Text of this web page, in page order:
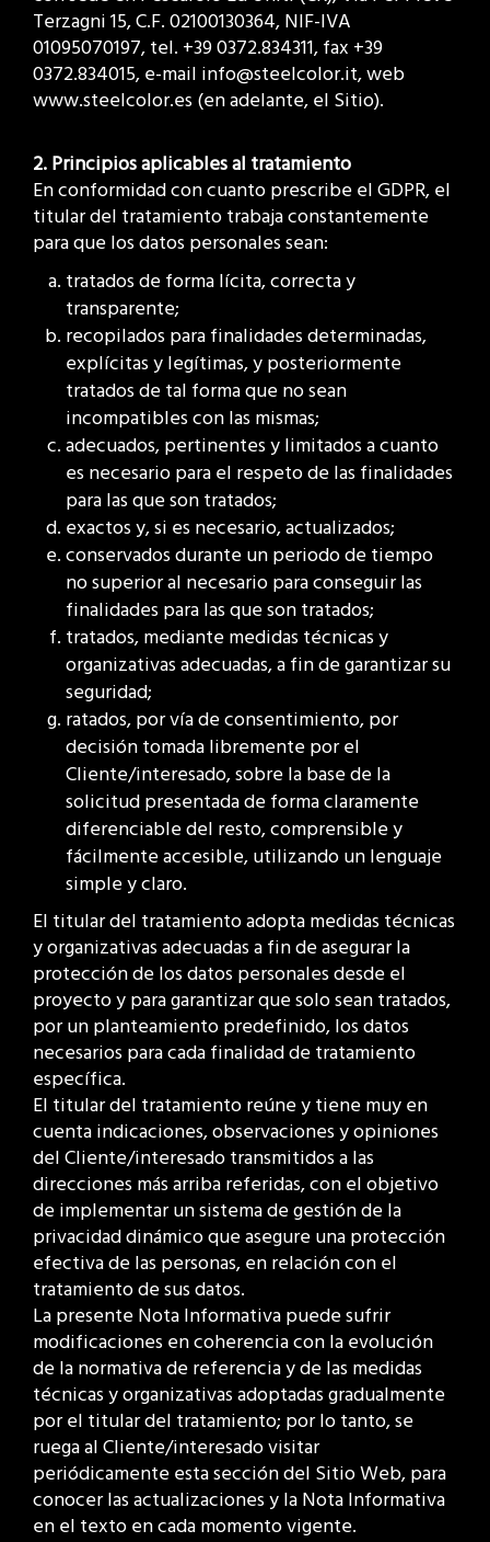
Terzagni 15, C.F. 02100130364, NIF-IVA
01095070197, tel. +39 0372.834311, fax +39
0372.834015, e-mail info@steelcolor.it, web
www.steelcolor.es (en adelante, el Sitio).
2. Principios aplicables al tratamiento
En conformidad con cuanto prescribe el GDPR, el
titular del tratamiento trabaja constantemente
para que los datos personales sean:
tratados de forma lícita, correcta y
transparente;
recopilados para finalidades determinadas,
explícitas y legítimas, y posteriormente
tratados de tal forma que no sean
incompatibles con las mismas;
adecuados, pertinentes y limitados a cuanto
es necesario para el respeto de las finalidades
para las que son tratados;
exactos y, si es necesario, actualizados;
conservados durante un periodo de tiempo
no superior al necesario para conseguir las
finalidades para las que son tratados;
tratados, mediante medidas técnicas y
organizativas adecuadas, a fin de garantizar su
seguridad;
ratados, por vía de consentimiento, por
decisión tomada libremente por el
Cliente/interesado, sobre la base de la
solicitud presentada de forma claramente
diferenciable del resto, comprensible y
fácilmente accesible, utilizando un lenguaje
simple y claro.
El titular del tratamiento adopta medidas técnicas
y organizativas adecuadas a fin de asegurar la
protección de los datos personales desde el
proyecto y para garantizar que solo sean tratados,
por un planteamiento predefinido, los datos
necesarios para cada finalidad de tratamiento
específica.
El titular del tratamiento reúne y tiene muy en
cuenta indicaciones, observaciones y opiniones
del Cliente/interesado transmitidos a las
direcciones más arriba referidas, con el objetivo
de implementar un sistema de gestión de la
privacidad dinámico que asegure una protección
efectiva de las personas, en relación con el
tratamiento de sus datos.
La presente Nota Informativa puede sufrir
modificaciones en coherencia con la evolución
de la normativa de referencia y de las medidas
técnicas y organizativas adoptadas gradualmente
por el titular del tratamiento; por lo tanto, se
ruega al Cliente/interesado visitar
periódicamente esta sección del Sitio Web, para
conocer las actualizaciones y la Nota Informativa
en el texto en cada momento vigente.